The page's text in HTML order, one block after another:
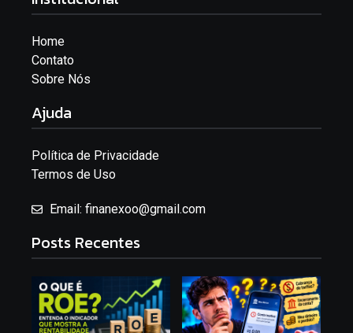
Home
Contato
Sobre Nós
Ajuda
Política de Privacidade
Termos de Uso
Email: finanexoo@gmail.com
Posts Recentes